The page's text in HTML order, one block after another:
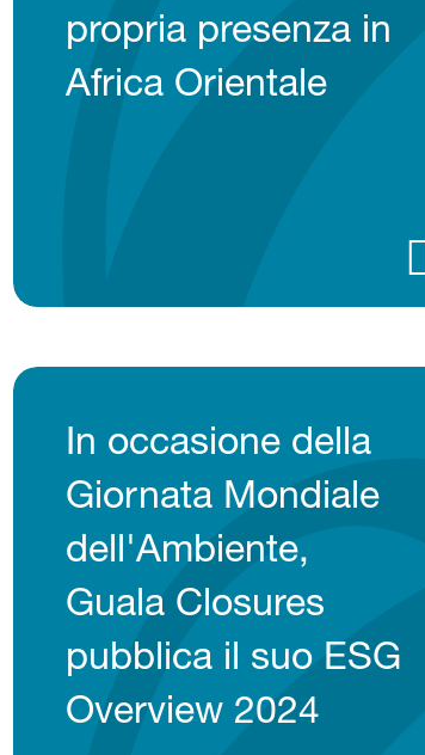
propria presenza in
Africa Orientale
In occasione della
Giornata Mondiale
dell'Ambiente,
Guala Closures
pubblica il suo ESG
Overview 2024